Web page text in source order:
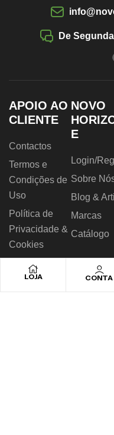
LOJA CONTA
De
APOIO AO
CLIENTE
Contactos
Termos e
Condições de
Uso
Política de
Privacidade &
Cookies
Livro de
NOVO
E
Login/
Sobre
Blog &
Marcas
Catálogo